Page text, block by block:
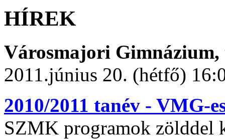
HÍREK
Városmajori Gimnázium,
2011.június 20. (hétfő)
2010/2011 tanév - VMG-
SZMK programok zölddel